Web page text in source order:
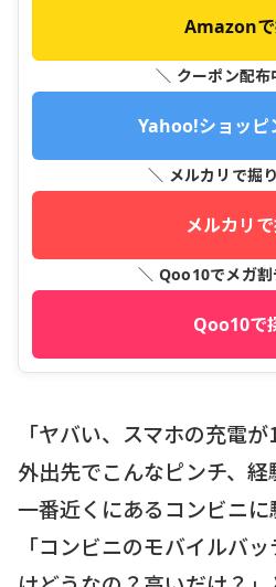
Amazon
＼ クーポン配布
Yahoo!ショッピ
＼ メルカリで掘
メルカリ
＼ Qoo10でメガ
Qoo10で
「ヤバい、スマホの充電
外出先でこんなピンチ、経
一番近くにあるコンビニに
「コンビニのモバイルバ